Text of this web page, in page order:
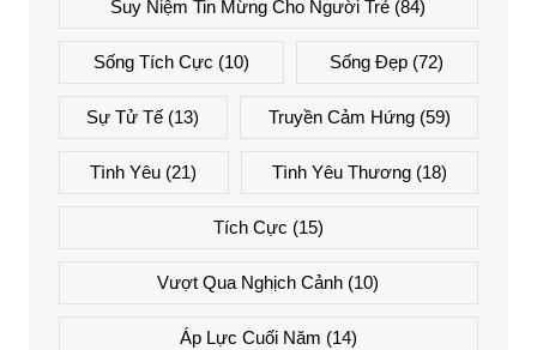
Suy Niệm Tin Mừng Cho Người Trẻ (84)
Sống Tích Cực (10) Sống Đẹp (72)
Sự Tử Tế (13) Truyền Cảm Hứng(59)
Tình Yêu (21) Tình Yêu Thương(18)
Tích Cực (15)
Vượt Qua Nghịch Cảnh (10)
Áp Lực Cuối Năm (14)